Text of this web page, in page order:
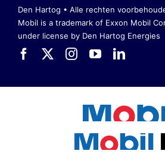
Den Hartog • Alle rechten
Mobil is a trademark of Exxon Mobil
under license by Den Hartog Energies